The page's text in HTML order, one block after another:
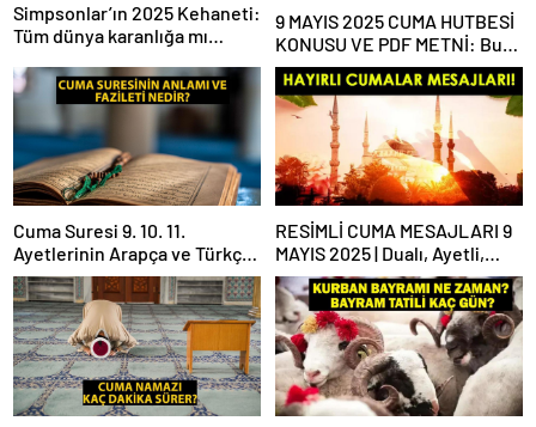
Simpsonlar’ın 2025 Kehaneti:
Tüm dünya karanlığa mı
9 MAYIS 2025 CUMA HUTBESİ
KONUSU VE PDF METNİ: Bu
haftaki Cuma hutbesi konusu
ne?
Cuma Suresi 9. 10. 11.
Ayetlerinin Arapça ve Türkçe
Okunuşu ile Meali: Cuma
Suresinin Anlamı ve Fazileti
Nedir?
RESİMLİ CUMA MESAJLARI 9
MAYIS 2025 | Dualı, Ayetli,
Hadisli, Yazılı, En Yeni Cuma
Mesajları ve Sözleri!